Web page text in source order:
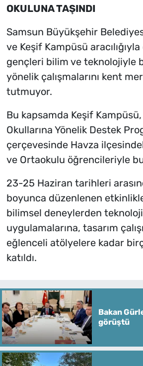
OKULUNA TAŞINDI
Samsun Büyükşehir
ve Keşif Kampüsü
gençleri bilim ve teknolojiyle
yönelik çalışmalarını kent
tutmuyor.
Bu kapsamda Keşif Kampüsü,
Okullarına Yönelik Destek
çerçevesinde Havza
ve Ortaokulu öğrencileriyle
23-25 Haziran tarihleri
boyunca düzenlenen
bilimsel deneylerden teknoloji
uygulamalarına, tasarım
eğlenceli atölyelere kadar
katıldı.
Bakan
görüştü